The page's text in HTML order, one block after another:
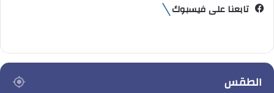
تابعنا على فيسبوك
الطقس